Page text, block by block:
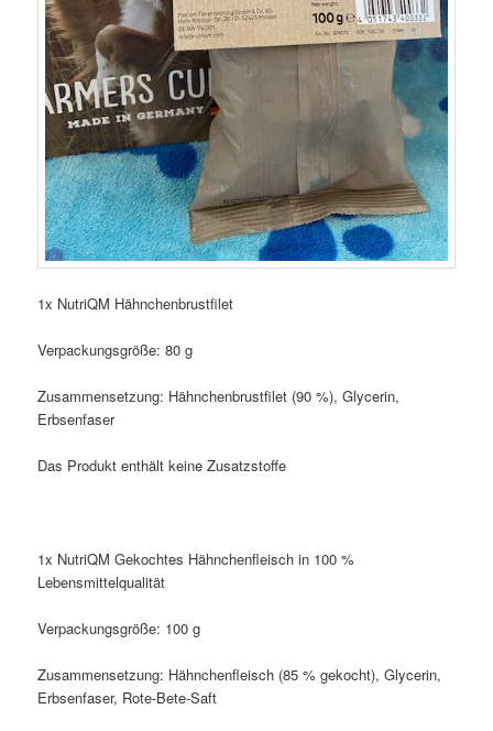
1x NutriQM Hähnchenbrustfilet
Verpackungsgröße: 80 g
Zusammensetzung: Hähnchenbrustfilet (90 %), Glycerin,
Erbsenfaser
Das Produkt enthält keine Zusatzstoffe
1x NutriQM Gekochtes Hähnchenfleisch in 100 %
Lebensmittelqualität
Verpackungsgröße: 100 g
Zusammensetzung: Hähnchenfleisch (85 % gekocht), Glycerin,
Erbsenfaser, Rote-Bete-Saft